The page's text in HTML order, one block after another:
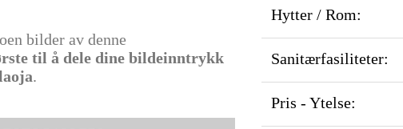
bilder av denne
til å dele dine bildeinntrykk
.
Hytter / Rom:
Sanitærfasiliteter:
Pris - Ytelse: